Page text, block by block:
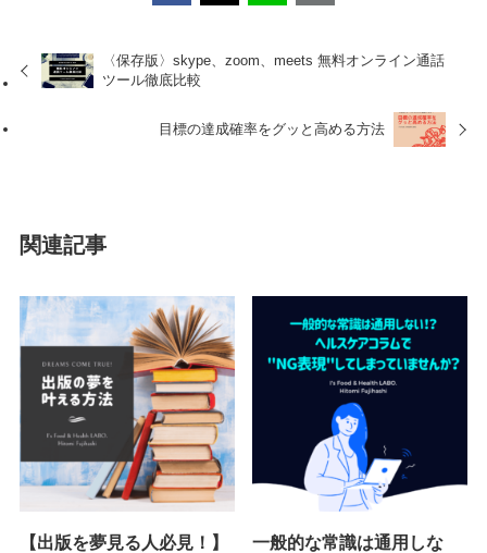
〈保存版〉skype、zoom、meets 無料オンライン通話
ツール徹底比較
目標の達成確率をグッと高める方法
関連記事
【出版を夢見る人必見！】
一般的な常識は通用しな